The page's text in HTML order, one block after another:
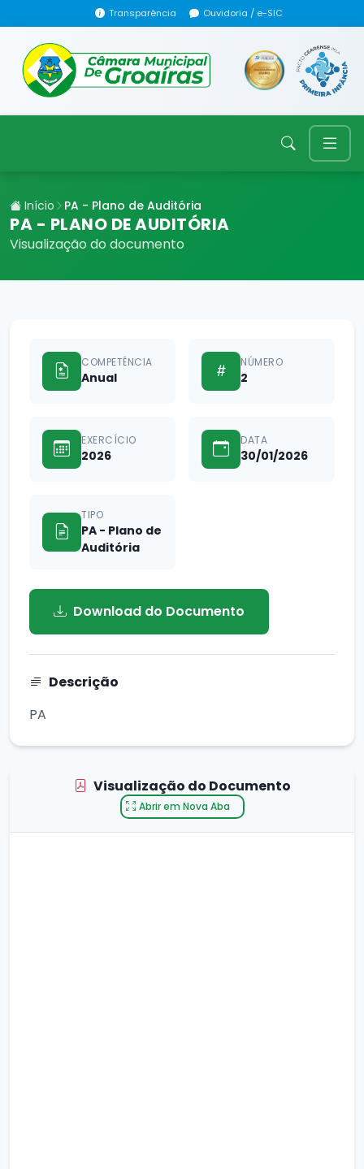
Transparência Ouvidoria / e-SIC
Início PA - Plano de Auditória
PA - PLANO DE AUDITÓRIA
Visualização do documento
COMPETÊNCIA
Anual
NÚMERO
2
EXERCÍCIO
2026
DATA
30/01/2026
TIPO
PA - Plano de
Auditória
Download do Documento
Descrição
PA
Visualização do Documento
Abrir em Nova Aba